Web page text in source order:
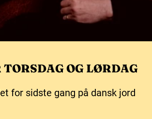
OG LØRDAG
for sidste gang på dansk jord